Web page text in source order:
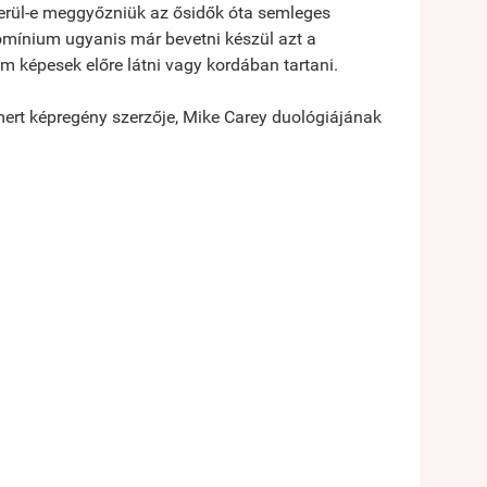
e meggyőzniük az ősidők óta semleges
ugyanis már bevetni készül azt a
képesek előre látni vagy kordában tartani.
képregény szerzője, Mike Carey duológiájának